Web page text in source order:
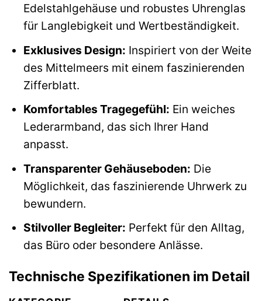
Edelstahlgehäuse und robustes Uhrenglas
für Langlebigkeit und Wertbeständigkeit.
Exklusives Design: Inspiriert von der Weite
des Mittelmeers mit einem faszinierenden
Zifferblatt.
Komfortables Tragegefühl: Ein weiches
Lederarmband, das sich Ihrer Hand
anpasst.
Transparenter Gehäuseboden: Die
Möglichkeit, das faszinierende Uhrwerk zu
bewundern.
Stilvoller Begleiter: Perfekt für den Alltag,
das Büro oder besondere Anlässe.
Technische Spezifikationen im Detail